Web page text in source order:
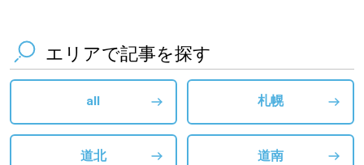
エリアで記事を探す
all 札幌
道北 道南